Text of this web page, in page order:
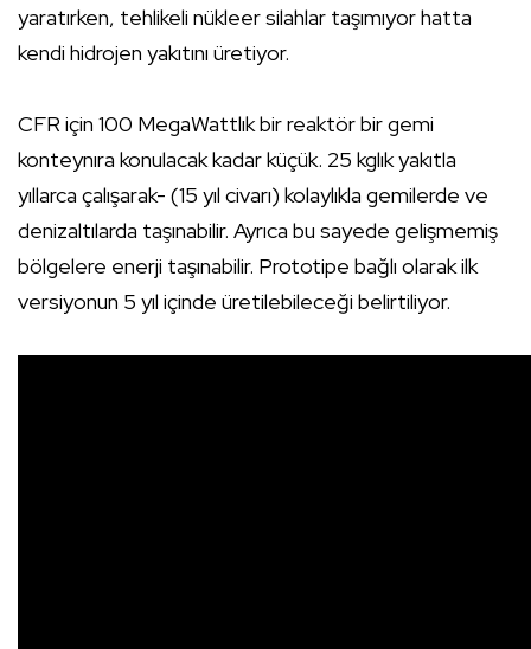
yaratırken, tehlikeli nükleer silahlar taşımıyor hatta
kendi hidrojen yakıtını üretiyor.
CFR için 100 MegaWattlık bir reaktör bir gemi
konteynıra konulacak kadar küçük. 25 kglık yakıtla
yıllarca çalışarak- (15 yıl civarı) kolaylıkla gemilerde ve
denizaltılarda taşınabilir. Ayrıca bu sayede gelişmemiş
bölgelere enerji taşınabilir. Prototipe bağlı olarak ilk
versiyonun 5 yıl içinde üretilebileceği belirtiliyor.